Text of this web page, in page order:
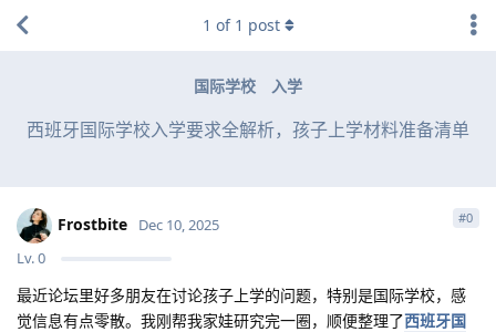
国际学校 入学
西班牙国际学校入学要求全解析，孩子上学材料准备清单
1 of 1 post
Frostbite
Lv.0
Dec 10, 2025 #0
最近论坛里好多朋友在讨论孩子上学的问题，特别是国际学校，感
觉信息有点零散。我刚帮我家娃研究完一圈，顺便整理了西班牙国